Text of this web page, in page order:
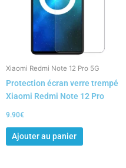
Xiaomi Redmi Note 12 Pro 5G
Protection écran verre trempé
Xiaomi Redmi Note 12 Pro
9.90€
Ajouter au panier